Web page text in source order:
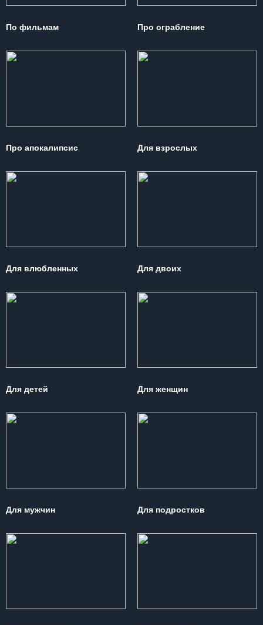
По фильмам Про ограбление
Про апокалипсис Для взрослых
Для влюбленных Для двоих
Для детей Для женщин
Для мужчин Для подростков